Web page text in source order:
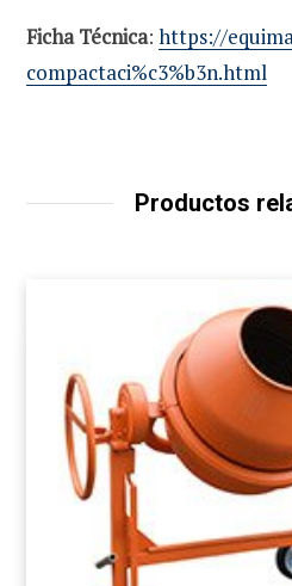
Ficha Técnica: https://
compactaci%c3%b3n.html
Productos